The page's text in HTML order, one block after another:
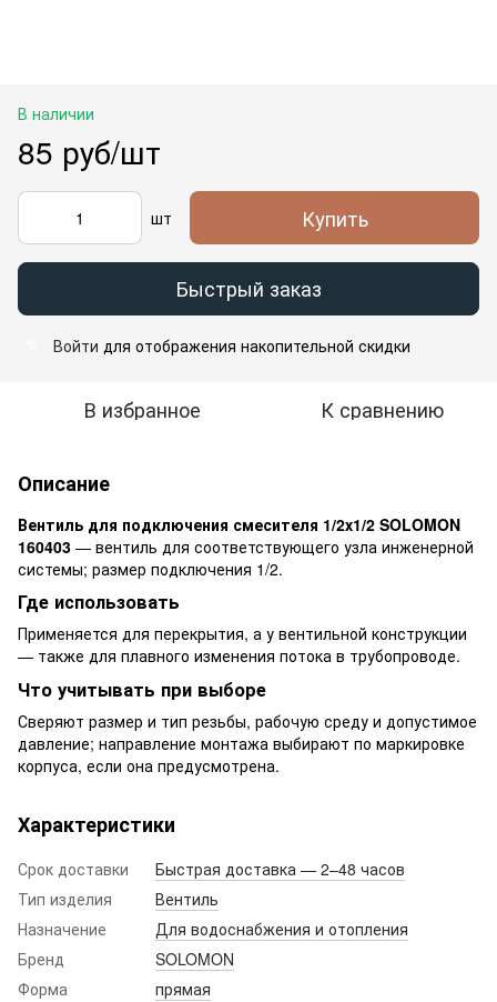
В наличии
85 руб/шт
шт Купить
Быстрый заказ
Войти для отображения накопительной скидки
В избранное К сравнению
Описание
Вентиль для подключения смесителя 1/2х1/2 SOLOMON
160403 — вентиль для соответствующего узла инженерной
системы; размер подключения 1/2.
Где использовать
Применяется для перекрытия, а у вентильной конструкции
— также для плавного изменения потока в трубопроводе.
Что учитывать при выборе
Сверяют размер и тип резьбы, рабочую среду и допустимое
давление; направление монтажа выбирают по маркировке
корпуса, если она предусмотрена.
Характеристики
Срок доставки
Быстрая доставка — 2–48 часов
Тип изделия
Вентиль
Назначение
Для водоснабжения и отопления
Бренд
SOLOMON
Форма
прямая